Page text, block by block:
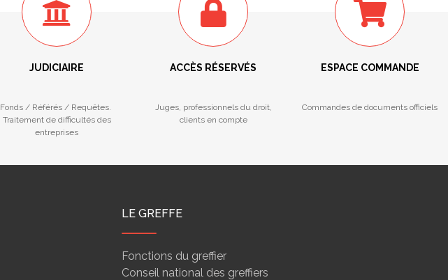
JUDICIAIRE
Fonds / Référés / Requêtes.
Traitement de difficultés des
entreprises
ACCÈS RÉSERVÉS
Juges, professionnels du droit,
clients en compte
ESPACE COMMANDE
Commandes de documents officiels
LE GREFFE
Fonctions du greffier
Conseil national des greffiers